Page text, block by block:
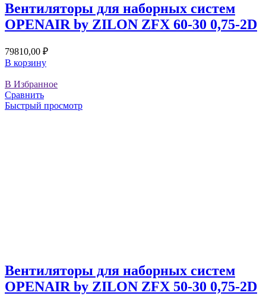
Вентиляторы для наборных систем
OPENAIR by ZILON ZFX 60-30 0,75-2D
79810,00 ₽
В корзину
В Избранное
Сравнить
Быстрый просмотр
Вентиляторы для наборных систем
OPENAIR by ZILON ZFX 50-30 0,75-2D